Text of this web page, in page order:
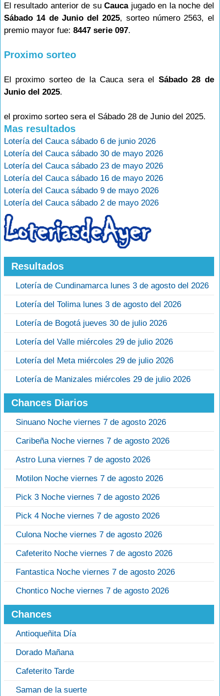
El resultado anterior de suCaucajugado en la noche del
Sábado 14 de Junio del 2025, sorteo número 2563, el
premio mayor fue: 8447 serie 097.
Proximo sorteo
El proximo sorteo de la Cauca sera el Sábado 28 de
Junio del 2025.
el proximo sorteo sera el Sábado 28 de Junio del 2025.
Mas resultados
Lotería del Cauca sábado 6 de junio 2026
Lotería del Cauca sábado 30 de mayo 2026
Lotería del Cauca sábado 23 de mayo 2026
Lotería del Cauca sábado 16 de mayo 2026
Lotería del Cauca sábado 9 de mayo 2026
Lotería del Cauca sábado 2 de mayo 2026
Resultados
Lotería de Cundinamarca lunes 3 de agosto del 2026
Lotería del Tolima lunes 3 de agosto del 2026
Lotería de Bogotá jueves 30 de julio 2026
Lotería del Valle miércoles 29 de julio 2026
Lotería del Meta miércoles 29 de julio 2026
Lotería de Manizales miércoles 29 de julio 2026
Chances Diarios
Sinuano Noche viernes 7 de agosto 2026
Caribeña Noche viernes 7 de agosto 2026
Astro Luna viernes 7 de agosto 2026
Motilon Noche viernes 7 de agosto 2026
Pick 3 Noche viernes 7 de agosto 2026
Pick 4 Noche viernes 7 de agosto 2026
Culona Noche viernes 7 de agosto 2026
Cafeterito Noche viernes 7 de agosto 2026
Fantastica Noche viernes 7 de agosto 2026
Chontico Noche viernes 7 de agosto 2026
Chances
Antioqueñita Día
Dorado Mañana
Cafeterito Tarde
Saman de la suerte